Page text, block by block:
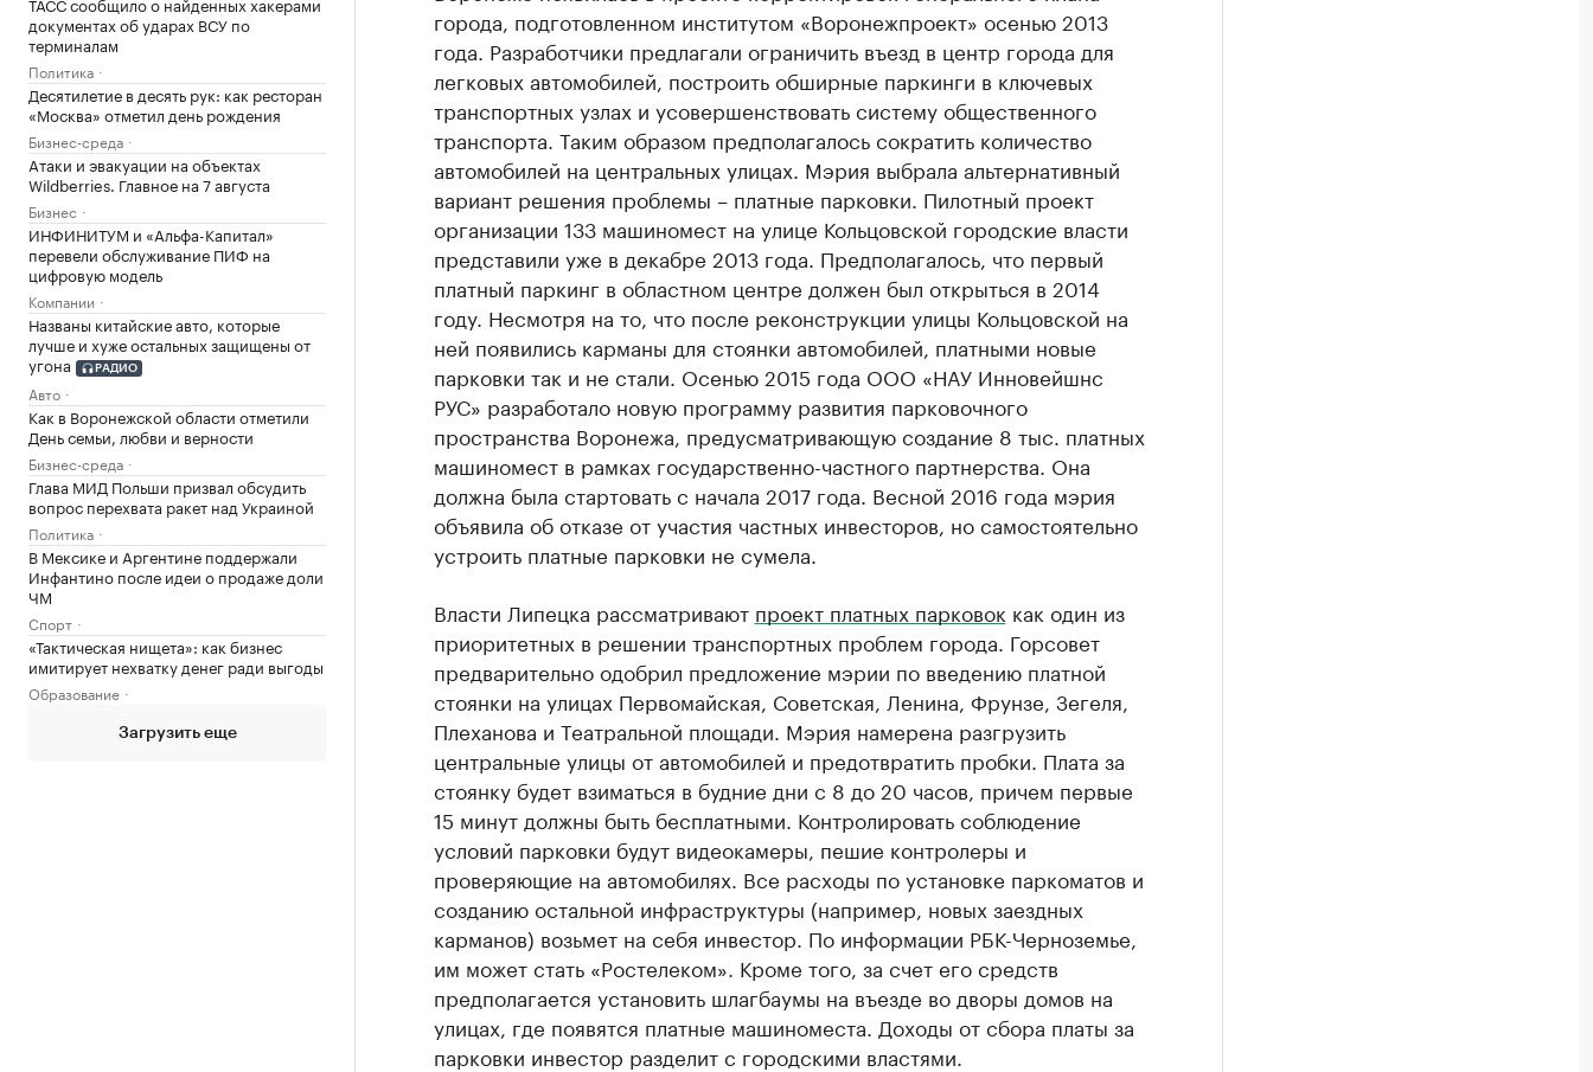
документах об ударах ВСУ по
терминалам
Политика
Десятилетие в десять рук: как ресторан
«Москва» отметил день рождения
Бизнес-среда
Атаки и эвакуации на объектах
Wildberries. Главное на 7 августа
Бизнес
ИНФИНИТУМ и «Альфа-Капитал»
перевели обслуживание ПИФ на
цифровую модель
Компании
Названы китайские авто, которые
лучше и хуже остальных защищены от
угона
РАДИО
Авто
Как в Воронежской области отметили
День семьи, любви и верности
Бизнес-среда
Глава МИД Польши призвал обсудить
вопрос перехвата ракет над Украиной
Политика
В Мексике и Аргентине поддержали
Инфантино после идеи о продаже доли
ЧМ
Спорт
«Тактическая нищета»: как бизнес
имитирует нехватку денег ради выгоды
Образование
Загрузить еще
города, подготовленном институтом «Воронежпроект» осенью 2013
года. Разработчики предлагали ограничить въезд в центр города для
легковых автомобилей, построить обширные паркинги в ключевых
транспортных узлах и усовершенствовать систему общественного
транспорта. Таким образом предполагалось сократить количество
автомобилей на центральных улицах. Мэрия выбрала альтернативный
вариант решения проблемы – платные парковки. Пилотный проект
организации 133 машиномест на улице Кольцовской городские власти
представили уже в декабре 2013 года. Предполагалось, что первый
платный паркинг в областном центре должен был открыться в 2014
году. Несмотря на то, что после реконструкции улицы Кольцовской на
ней появились карманы для стоянки автомобилей, платными новые
парковки так и не стали. Осенью 2015 года ООО «НАУ Инновейшнс
РУС» разработало новую программу развития парковочного
пространства Воронежа, предусматривающую создание 8 тыс. платных
машиномест в рамках государственно-частного партнерства. Она
должна была стартовать с начала 2017 года. Весной 2016 года мэрия
объявила об отказе от участия частных инвесторов, но самостоятельно
устроить платные парковки не сумела.
Власти Липецка рассматривают проект платных парковок как один из
приоритетных в решении транспортных проблем города. Горсовет
предварительно одобрил предложение мэрии по введению платной
стоянки на улицах Первомайская, Советская, Ленина, Фрунзе, Зегеля,
Плеханова и Театральной площади. Мэрия намерена разгрузить
центральные улицы от автомобилей и предотвратить пробки. Плата за
стоянку будет взиматься в будние дни с 8 до 20 часов, причем первые
15 минут должны быть бесплатными. Контролировать соблюдение
условий парковки будут видеокамеры, пешие контролеры и
проверяющие на автомобилях. Все расходы по установке паркоматов и
созданию остальной инфраструктуры (например, новых заездных
карманов) возьмет на себя инвестор. По информации РБК-Черноземье,
им может стать «Ростелеком». Кроме того, за счет его средств
предполагается установить шлагбаумы на въезде во дворы домов на
улицах, где появятся платные машиноместа. Доходы от сбора платы за
парковки инвестор разделит с городскими властями.